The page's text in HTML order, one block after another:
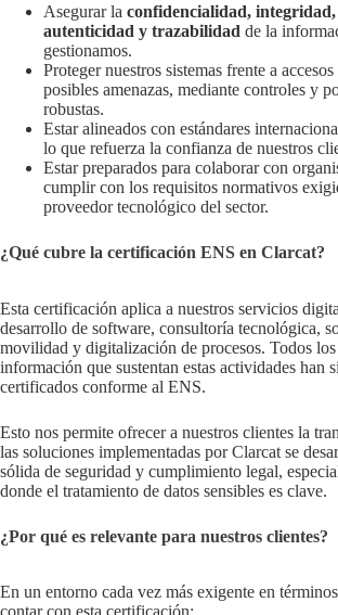
Asegurar la confidencialidad,
autenticidad y trazabilidad de la
gestionamos.
Proteger nuestros sistemas frente a
posibles amenazas, mediante controles y
robustas.
Estar alineados con estándares
lo que refuerza la confianza de nuestros
Estar preparados para colaborar con
cumplir con los requisitos normativos
proveedor tecnológico del sector.
¿Qué cubre la certificación ENS en Clarcat?
Esta certificación aplica a nuestros servicios
desarrollo de software, consultoría tecnológica,
movilidad y digitalización de procesos. Todos los
información que sustentan estas actividades han
certificados conforme al ENS.
Esto nos permite ofrecer a nuestros clientes la
las soluciones implementadas por Clarcat se
sólida de seguridad y cumplimiento legal,
donde el tratamiento de datos sensibles es clave.
¿Por qué es relevante para nuestros clientes?
En un entorno cada vez más exigente en
contar con esta certificación: